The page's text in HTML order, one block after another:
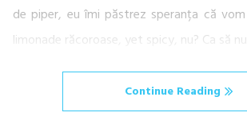
de piper, eu îmi păstrez speranța că
limonade răcoroase, yet spicy, nu? Ca să nu
Continue Reading